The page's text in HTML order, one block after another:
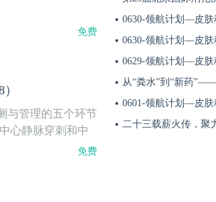
免费
与管理的五个环节
心静脉穿刺和中
免费